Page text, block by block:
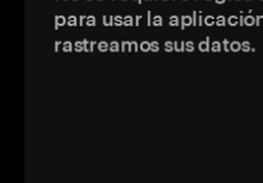
para usar la
rastreamos sus datos.